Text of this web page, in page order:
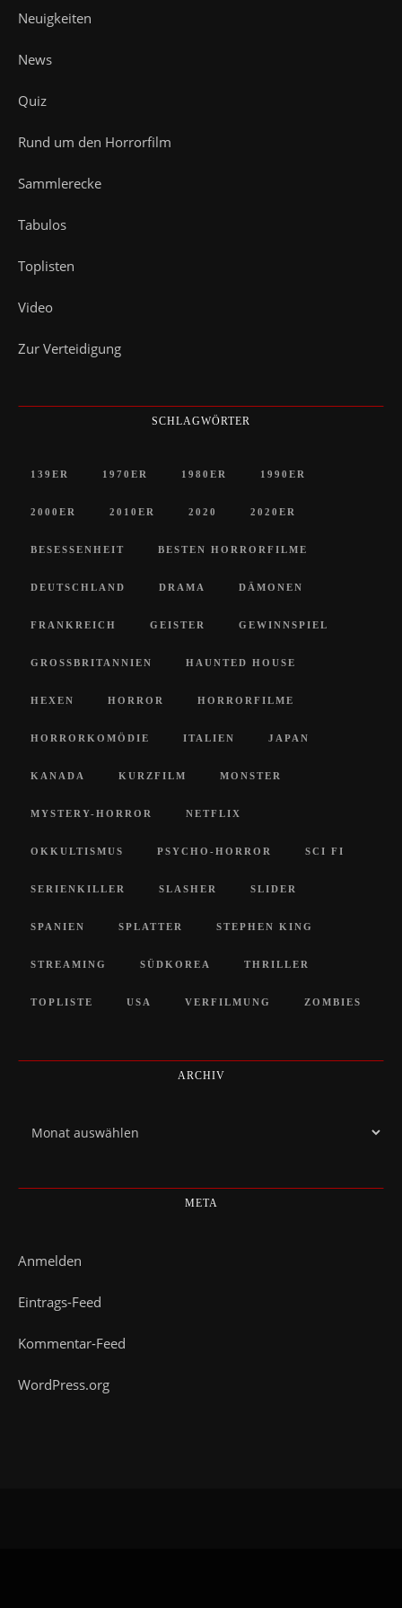
Neuigkeiten
News
Quiz
Rund um den Horrorfilm
Sammlerecke
Tabulos
Toplisten
Video
Zur Verteidigung
SCHLAGWÖRTER
139ER 1970ER 1980ER 1990ER
2000ER 2010ER 2020 2020ER
BESESSENHEIT BESTEN HORRORFILME
DEUTSCHLAND DRAMA DÄMONEN
FRANKREICH GEISTER GEWINNSPIEL
GROSSBRITANNIEN HAUNTED HOUSE
HEXEN HORROR HORRORFILME
HORRORKOMÖDIE ITALIEN JAPAN
KANADA KURZFILM MONSTER
MYSTERY-HORROR NETFLIX
OKKULTISMUS PSYCHO-HORROR SCI FI
SERIENKILLER SLASHER SLIDER
SPANIEN SPLATTER STEPHEN KING
STREAMING SÜDKOREA THRILLER
TOPLISTE USA VERFILMUNG ZOMBIES
ARCHIV
META
Anmelden
Eintrags-Feed
Kommentar-Feed
WordPress.org